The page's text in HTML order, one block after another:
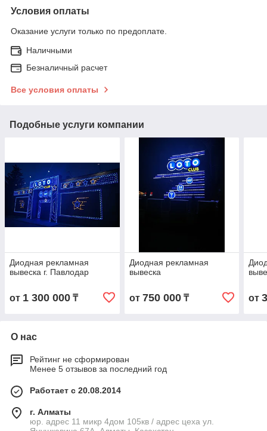
Условия оплаты
Оказание услуги только по предоплате.
Наличными
Безналичный расчет
Все условия оплаты
Подобные услуги компании
Диодная рекламная
вывеска г. Павлодар
от 1 300 000 ₸
Диодная рекламная
вывеска
от 750 000₸ от
О нас
Рейтинг не сформирован
Менее 5 отзывов за последний год
Работает с 20.08.2014
г. Алматы
юр. адрес 11 микр 4дом 105кв / адрес цеха ул.